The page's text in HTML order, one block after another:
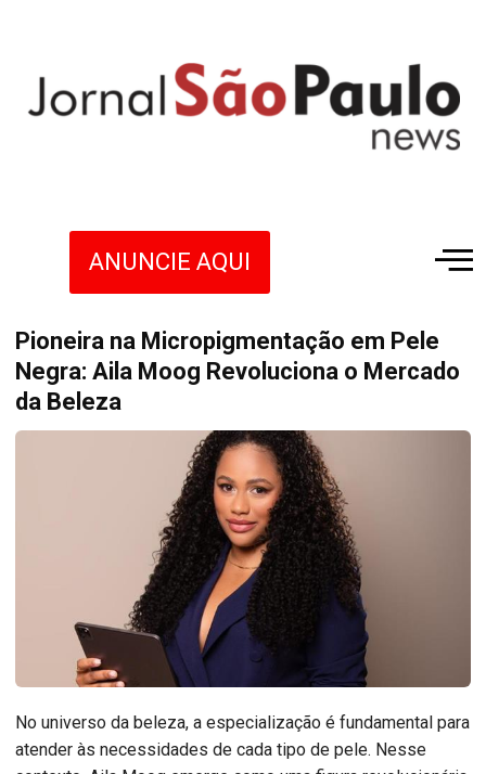
ANUNCIE AQUI
Pioneira na Micropigmentação em Pele
Negra: Aila Moog Revoluciona o Mercado
da Beleza
No universo da beleza, a especialização é fundamental para
atender às necessidades de cada tipo de pele. Nesse